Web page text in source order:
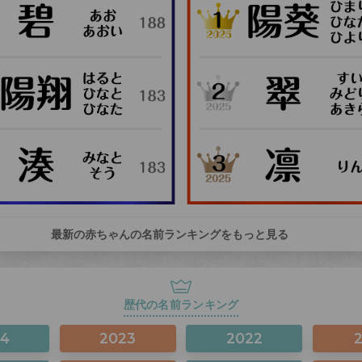
最新の赤ちゃんの名前ランキングをもっと見る
歴代の名前ランキング
2023 2022